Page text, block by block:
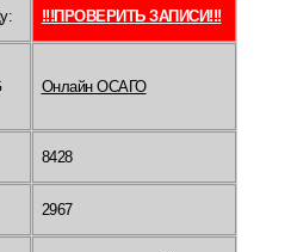
!!!ПРОВЕРИТЬ ЗАПИСИ!!!
Онлайн ОСАГО
8428
2967